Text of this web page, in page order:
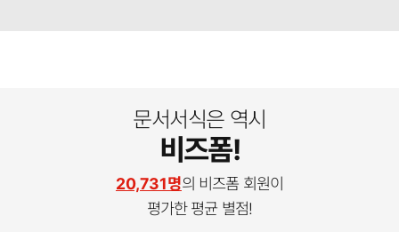
문서서식은 역시
비즈폼!
20,731명의 비즈폼 회원이
평가한 평균 별점!